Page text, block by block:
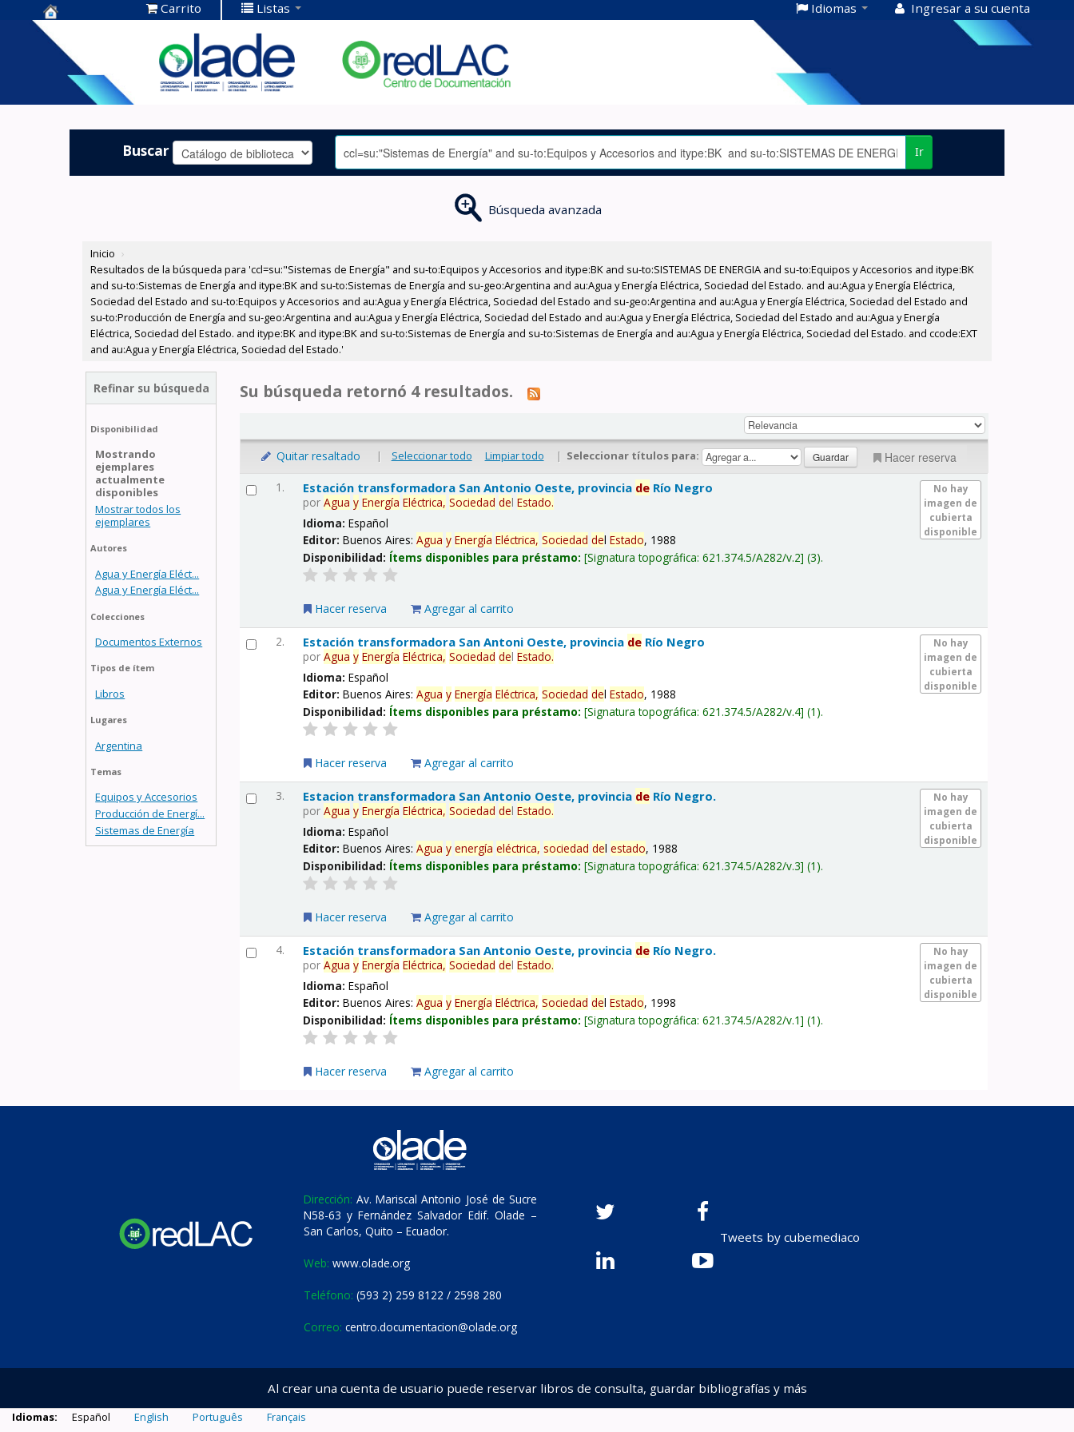
Centro de
Documentación
OLADE -
Carrito Listas Idiomas Ingresar a su cuenta
Buscar Ir
Búsqueda avanzada
Inicio ›
Resultados de la búsqueda para 'ccl=su:"Sistemas de Energía" and su-to:Equipos y Accesorios and itype:BK and su-to:SISTEMAS DE ENERGIA and su-to:Equipos y Accesorios and itype:BK
and su-to:Sistemas de Energía and itype:BK and su-to:Sistemas de Energía and su-geo:Argentina and au:Agua y Energía Eléctrica, Sociedad del Estado. and au:Agua y Energía Eléctrica,
Sociedad del Estado and su-to:Equipos y Accesorios and au:Agua y Energía Eléctrica, Sociedad del Estado and su-geo:Argentina and au:Agua y Energía Eléctrica, Sociedad del Estado and
su-to:Producción de Energía and su-geo:Argentina and au:Agua y Energía Eléctrica, Sociedad del Estado and au:Agua y Energía Eléctrica, Sociedad del Estado and au:Agua y Energía
Eléctrica, Sociedad del Estado. and itype:BK and itype:BK and su-to:Sistemas de Energía and su-to:Sistemas de Energía and au:Agua y Energía Eléctrica, Sociedad del Estado. and ccode:EXT
and au:Agua y Energía Eléctrica, Sociedad del Estado.'
Refinar su búsqueda
Disponibilidad
Mostrando
ejemplares
actualmente
disponibles
Mostrar todos los
ejemplares
Autores
Agua y Energía Eléct...
Agua y Energía Eléct...
Colecciones
Documentos Externos
Tipos de ítem
Libros
Lugares
Argentina
Temas
Equipos y Accesorios
Producción de Energí...
Sistemas de Energía
Su búsqueda retornó 4 resultados.
Quitar resaltado | Seleccionar todo Limpiar todo | Seleccionar títulos para: Hacer reserva
1.
No hay
imagen de
cubierta
disponible
Estación transformadora San Antonio Oeste, provincia de Río Negro
porAgua y Energía Eléctrica, Sociedad delEstado.
Idioma:Español
Editor:Buenos Aires:Agua y Energía Eléctrica, Sociedad delEstado, 1988
Disponibilidad: Ítems disponibles para préstamo: Signatura topográfica:621.374.5/A282/v.2 (3).
Hacer reserva Agregar al carrito
2.
No hay
imagen de
cubierta
disponible
Estación transformadora San Antoni Oeste, provincia de Río Negro
porAgua y Energía Eléctrica, Sociedad delEstado.
Idioma:Español
Editor:Buenos Aires:Agua y Energía Eléctrica, Sociedad delEstado, 1988
Disponibilidad: Ítems disponibles para préstamo: Signatura topográfica:621.374.5/A282/v.4 (1).
Hacer reserva Agregar al carrito
3.
No hay
imagen de
cubierta
disponible
Estacion transformadora San Antonio Oeste, provincia de Río Negro.
porAgua y Energía Eléctrica, Sociedad delEstado.
Idioma:Español
Editor:Buenos Aires:Agua y energía eléctrica, sociedad delestado, 1988
Disponibilidad: Ítems disponibles para préstamo: Signatura topográfica:621.374.5/A282/v.3 (1).
Hacer reserva Agregar al carrito
4.
No hay
imagen de
cubierta
disponible
Estación transformadora San Antonio Oeste, provincia de Río Negro.
porAgua y Energía Eléctrica, Sociedad delEstado.
Idioma:Español
Editor:Buenos Aires:Agua y Energía Eléctrica, Sociedad delEstado, 1998
Disponibilidad: Ítems disponibles para préstamo: Signatura topográfica:621.374.5/A282/v.1 (1).
Hacer reserva Agregar al carrito
Dirección: Av. Mariscal Antonio José de Sucre
N58-63 y Fernández Salvador Edif. Olade –
San Carlos, Quito – Ecuador.
Web: www.olade.org
Teléfono: (593 2) 259 8122 / 2598 280
Correo: centro.documentacion@olade.org
Tweets by cubemediaco
Al crear una cuenta de usuario puede reservar libros de consulta, guardar bibliografías y más
Idiomas: Español English Português Français